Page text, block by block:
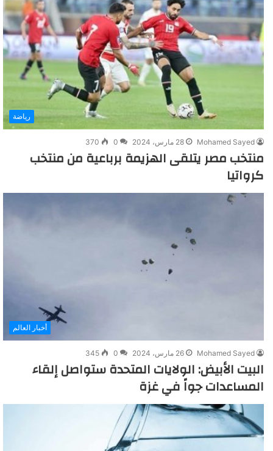
رياضة
Mohamed Sayed 28 مارس، 2024 0
370
منتخب مصر يتلقى الهزيمة برباعية من منتخب
كرواتيا
أخبار العالم
Mohamed Sayed 26 مارس، 2024 0
345
البيت الأبيض: الولايات المتحدة ستواصل إلقاء
المساعدات جواً في غزة